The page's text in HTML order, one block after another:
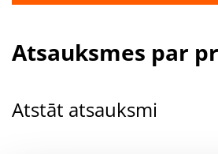
Atsauksmes par
Atstāt atsauksmi